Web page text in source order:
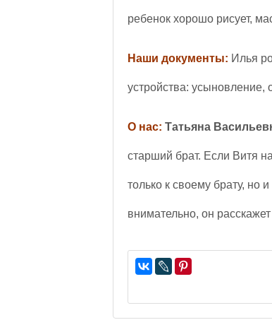
ребенок хорошо рисует,
Наши документы: Илья
устройства: усыновление,
О нас: Татьяна
старший брат. Если Витя
только к своему брату, но
внимательно, он